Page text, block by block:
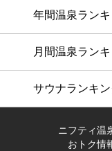
年間温泉ラン
月間温泉ラン
サウナランキ
ニフティ温
おトク情